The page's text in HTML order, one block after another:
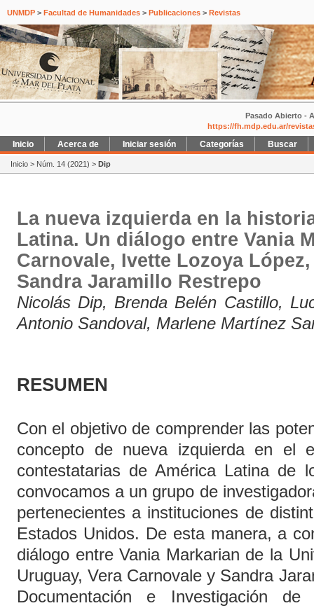
UNMDP > Facultad de Humanidades > Publicaciones > Revistas
Pasado Abierto -
https://fh.mdp.edu.ar/
Inicio Acerca de Iniciar sesión Categorías Buscar
Inicio > Núm. 14 (2021) > Dip
La nueva izquierda en la
Latina. Un diálogo entre Vania
Carnovale, Ivette Lozoya
Sandra Jaramillo Restrepo
Nicolás Dip, Brenda Belén Castillo,
Antonio Sandoval, Marlene Martínez
RESUMEN
Con el objetivo de comprender las
concepto de nueva izquierda en el
contestatarias de América Latina de
convocamos a un grupo de
pertenecientes a instituciones de
Estados Unidos. De esta manera, a
diálogo entre Vania Markarian de la
Uruguay, Vera Carnovale y Sandra
Documentación e Investigación